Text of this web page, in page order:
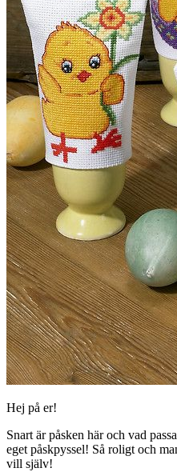
Hej på er!
Snart är påsken här och vad
eget påskpyssel! Så roligt och
vill själv!